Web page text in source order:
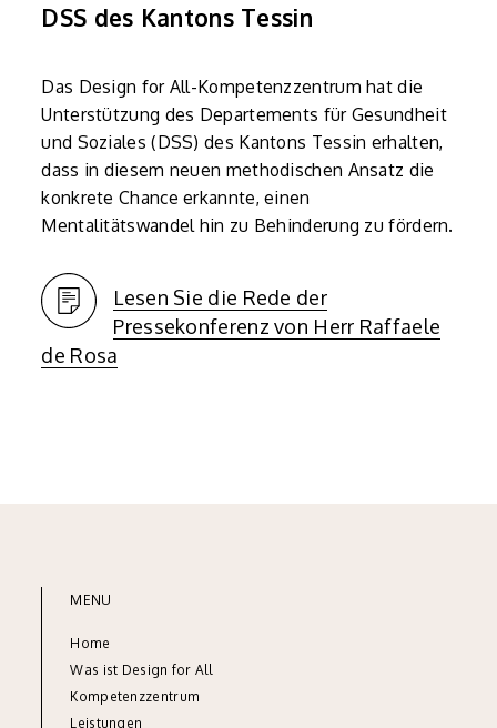
DSS des Kantons Tessin
Das Design for All-Kompetenzzentrum hat die
Unterstützung des Departements für Gesundheit
und Soziales (DSS) des Kantons Tessin erhalten,
dass in diesem neuen methodischen Ansatz die
konkrete Chance erkannte, einen
Mentalitätswandel hin zu Behinderung zu fördern.
Lesen Sie die Rede der
Pressekonferenz von Herr Raffaele
de Rosa
MENU
Home
Was ist Design for All
Kompetenzzentrum
Leistungen